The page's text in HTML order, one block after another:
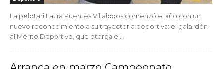
La pelotari Laura Puentes Villalobos comenzó el año con un
nuevo reconocimiento a su trayectoria deportiva: el galardón
al Mérito Deportivo, que otorga el...